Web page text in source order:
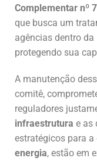
Complementar nº
que busca um
agências dentro
protegendo sua
A manutenção
comitê,
reguladores
infraestrutura e as
estratégicos para
energia, estão em